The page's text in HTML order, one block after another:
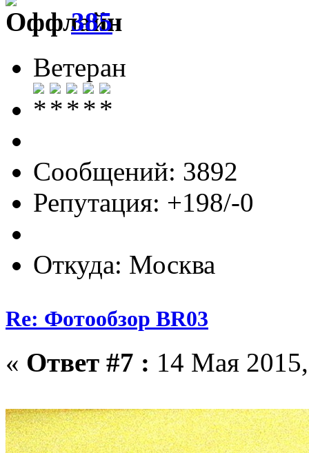
385
Ветеран
Сообщений: 3892
Репутация: +198/-0
Откуда: Москва
Re: Фотообзор BR03
« Ответ #7 : 14 Мая